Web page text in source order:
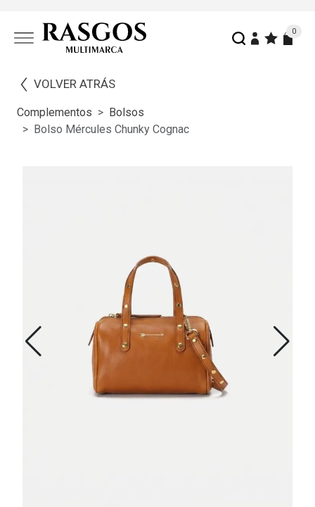
0
VOLVER ATRÁS
Complementos
Bolsos
Bolso Mércules Chunky Cognac